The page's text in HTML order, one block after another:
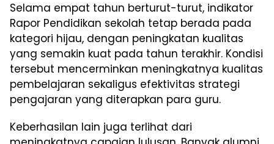
Selama empat tahun berturut-turut, indikator
Rapor Pendidikan sekolah tetap berada pada
kategori hijau, dengan peningkatan kualitas
yang semakin kuat pada tahun terakhir. Kondisi
tersebut mencerminkan meningkatnya kualitas
pembelajaran sekaligus efektivitas strategi
pengajaran yang diterapkan para guru.
Keberhasilan lain juga terlihat dari